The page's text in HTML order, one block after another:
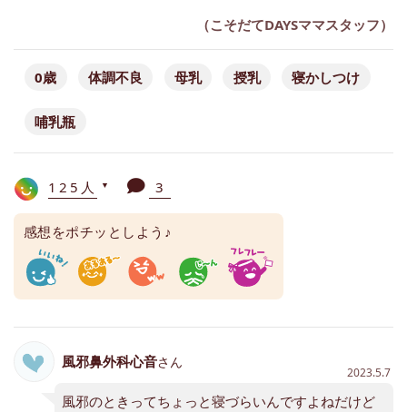
（こそだてDAYSママスタッフ）
0歳 体調不良 母乳 授乳 寝かしつけ
哺乳瓶
125人 ▼ 3
感想をポチッとしよう♪
風邪鼻外科心音さん
2023.5.7
風邪のときってちょっと寝づらいんですよねだけど